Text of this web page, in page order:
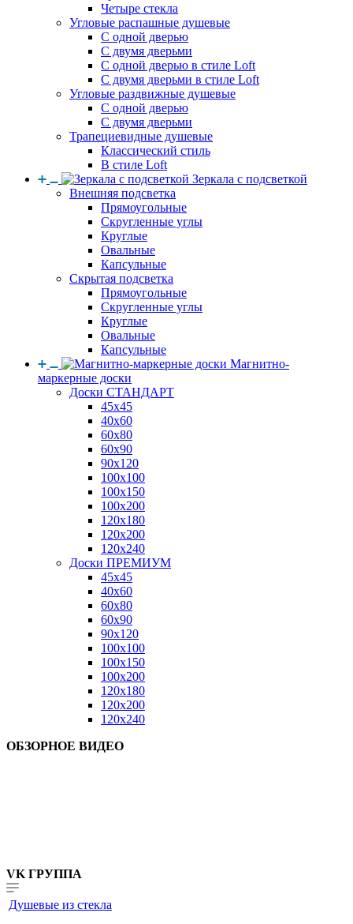
Четыре стекла
Угловые распашные душевые
С одной дверью
С двумя дверьми
С одной дверью в стиле Loft
С двумя дверьми в стиле Loft
Угловые раздвижные душевые
С одной дверью
С двумя дверьми
Трапециевидные душевые
Классический стиль
В стиле Loft
Зеркала с подсветкой
Внешняя подсветка
Прямоугольные
Скругленные углы
Круглые
Овальные
Капсульные
Скрытая подсветка
Прямоугольные
Скругленные углы
Круглые
Овальные
Капсульные
Магнитно-
маркерные доски
Доски СТАНДАРТ
45x45
40x60
60x80
60x90
90x120
100x100
100x150
100x200
120x180
120x200
120x240
Доски ПРЕМИУМ
45x45
40x60
60x80
60x90
90x120
100x100
100x150
100x200
120x180
120x200
120x240
ОБЗОРНОЕ ВИДЕО
VK ГРУППА
Душевые из стекла